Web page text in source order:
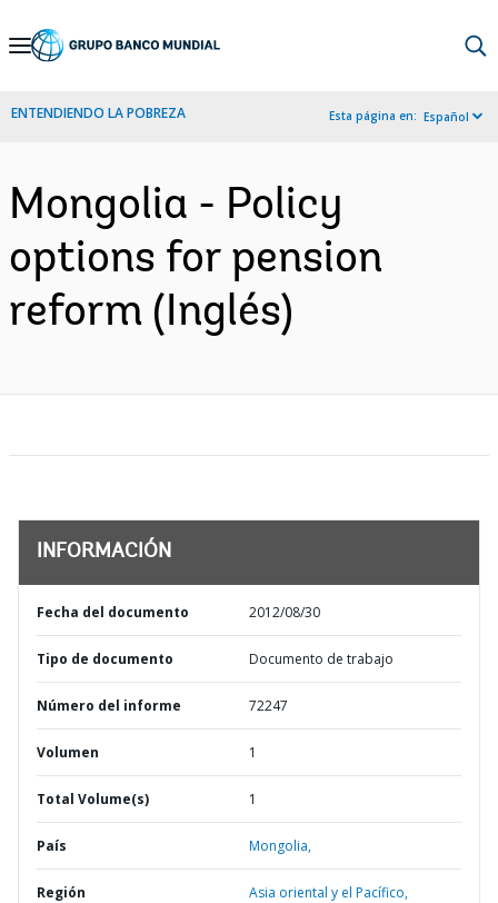
Skip
Navigation
ENTENDIENDO LA POBREZA Esta página en: Español
Mongolia - Policy
options for pension
reform (Inglés)
INFORMACIÓN
Fecha del documento 2012/08/30
Tipo de documento Documento de trabajo
Número del informe 72247
Volumen 1
Total Volume(s) 1
País Mongolia,
Región Asia oriental y el Pacífico,